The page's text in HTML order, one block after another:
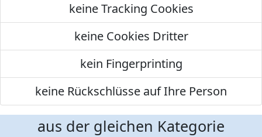
keine Tracking Cookies
keine Cookies Dritter
kein Fingerprinting
keine Rückschlüsse auf Ihre Person
aus der gleichen Kategorie